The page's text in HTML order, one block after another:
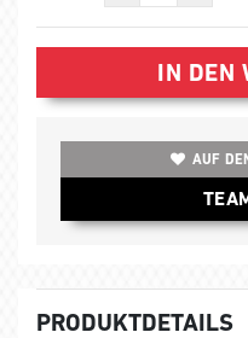
IN DEN
AUF
PRODUKTDETAILS